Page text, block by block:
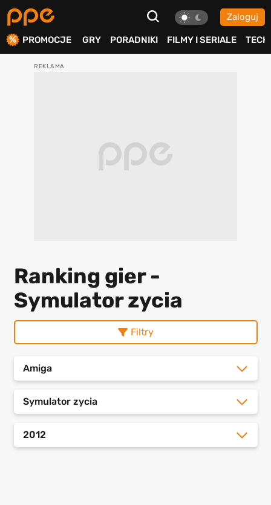
Zaloguj
PROMOCJE GRY PORADNIKI FILMY I SERIALE TECH
Ranking gier -
Symulator zycia
Filtry
Amiga
Symulator zycia
2012